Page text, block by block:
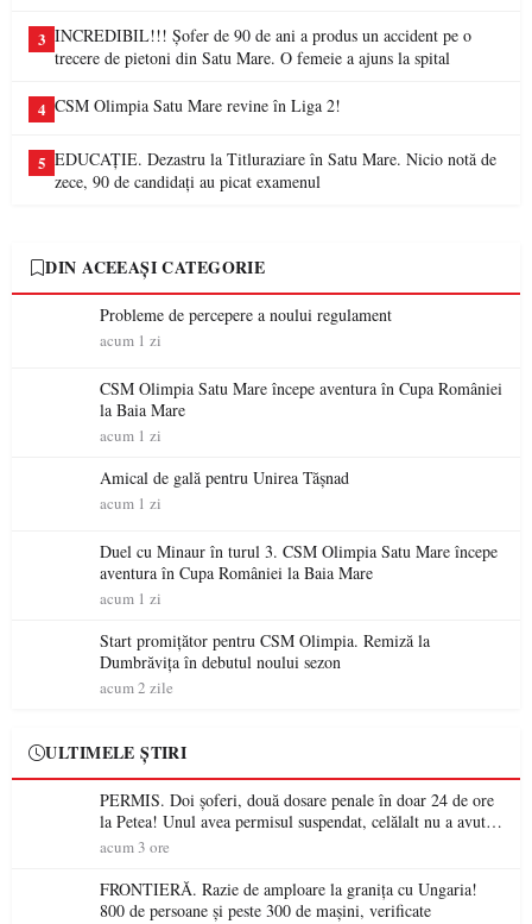
3 INCREDIBIL!!! Șofer de 90 de ani a produs un accident pe o
trecere de pietoni din Satu Mare. O femeie a ajuns la spital
4 CSM Olimpia Satu Mare revine în Liga 2!
5 EDUCAȚIE. Dezastru la Titluraziare în Satu Mare. Nicio notă de
zece, 90 de candidați au picat examenul
DIN ACEEAȘI CATEGORIE
Probleme de percepere a noului regulament
acum 1 zi
CSM Olimpia Satu Mare începe aventura în Cupa României
la Baia Mare
acum 1 zi
Amical de gală pentru Unirea Tășnad
acum 1 zi
Duel cu Minaur în turul 3. CSM Olimpia Satu Mare începe
aventura în Cupa României la Baia Mare
acum 1 zi
Start promițător pentru CSM Olimpia. Remiză la
Dumbrăvița în debutul noului sezon
acum 2 zile
ULTIMELE ȘTIRI
PERMIS. Doi șoferi, două dosare penale în doar 24 de ore
la Petea! Unul avea permisul suspendat, celălalt nu a avut
niciodată permis
acum 3 ore
FRONTIERĂ. Razie de amploare la granița cu Ungaria!
800 de persoane și peste 300 de mașini, verificate